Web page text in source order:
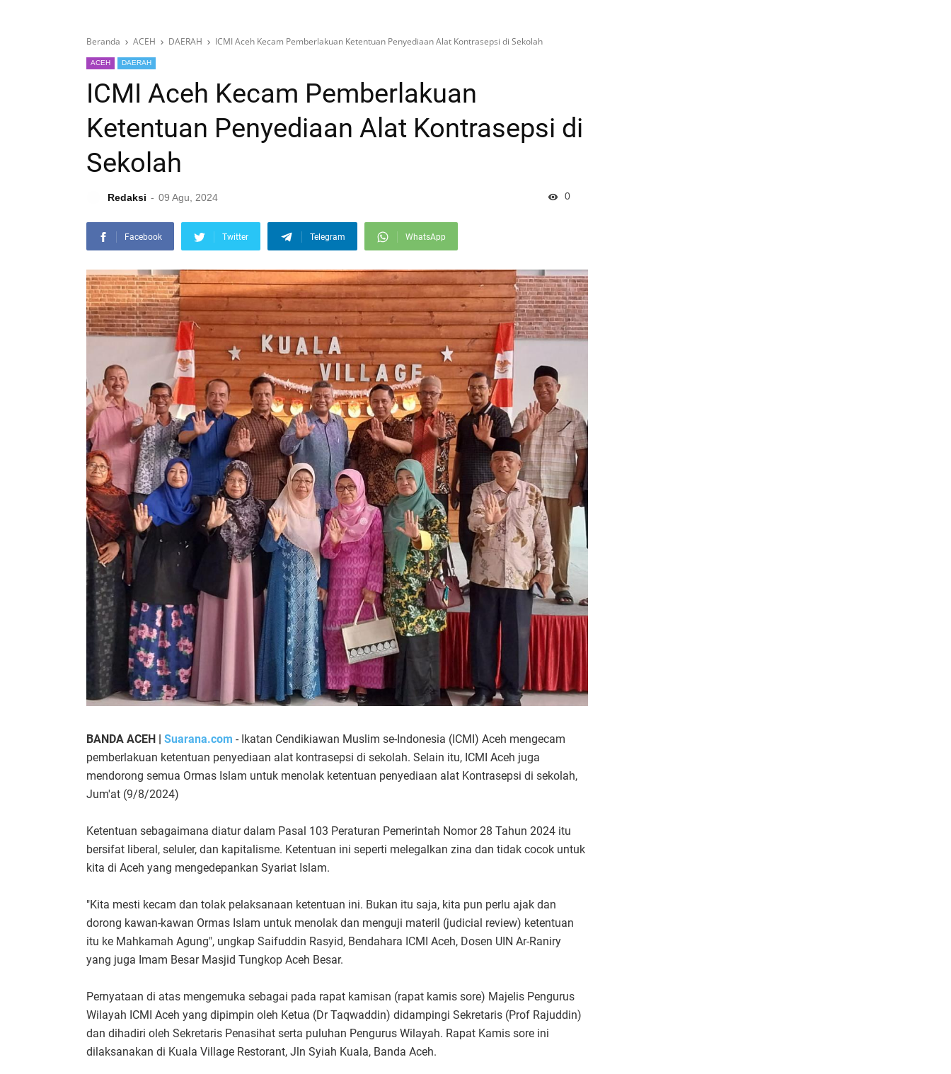
Beranda ACEH DAERAH ICMI Aceh Kecam Pemberlakuan Ketentuan Penyediaan Alat Kontrasepsi di Sekolah
ACEH DAERAH
ICMI Aceh Kecam Pemberlakuan
Ketentuan Penyediaan Alat Kontrasepsi di
Sekolah
Redaksi 09 Agu, 2024 0
Facebook Twitter Telegram WhatsApp
BANDA ACEH | Suarana.com - Ikatan Cendikiawan Muslim se-Indonesia (ICMI) Aceh mengecam
pemberlakuan ketentuan penyediaan alat kontrasepsi di sekolah. Selain itu, ICMI Aceh juga
mendorong semua Ormas Islam untuk menolak ketentuan penyediaan alat Kontrasepsi di sekolah,
Jum'at (9/8/2024)
Ketentuan sebagaimana diatur dalam Pasal 103 Peraturan Pemerintah Nomor 28 Tahun 2024 itu
bersifat liberal, seluler, dan kapitalisme. Ketentuan ini seperti melegalkan zina dan tidak cocok untuk
kita di Aceh yang mengedepankan Syariat Islam.
"Kita mesti kecam dan tolak pelaksanaan ketentuan ini. Bukan itu saja, kita pun perlu ajak dan
dorong kawan-kawan Ormas Islam untuk menolak dan menguji materil (judicial review) ketentuan
itu ke Mahkamah Agung", ungkap Saifuddin Rasyid, Bendahara ICMI Aceh, Dosen UIN Ar-Raniry
yang juga Imam Besar Masjid Tungkop Aceh Besar.
Pernyataan di atas mengemuka sebagai pada rapat kamisan (rapat kamis sore) Majelis Pengurus
Wilayah ICMI Aceh yang dipimpin oleh Ketua (Dr Taqwaddin) didampingi Sekretaris (Prof Rajuddin)
dan dihadiri oleh Sekretaris Penasihat serta puluhan Pengurus Wilayah. Rapat Kamis sore ini
dilaksanakan di Kuala Village Restorant, Jln Syiah Kuala, Banda Aceh.